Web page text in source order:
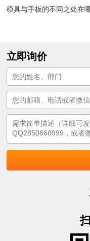
模具与手板的不同之处在
立即询价